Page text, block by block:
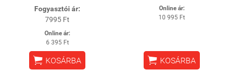
Fogyasztói ár:
7995 Ft
Online ár:
6 395 Ft
 KOSÁRBA
Online ár:
10 995 Ft
 KOSÁRBA